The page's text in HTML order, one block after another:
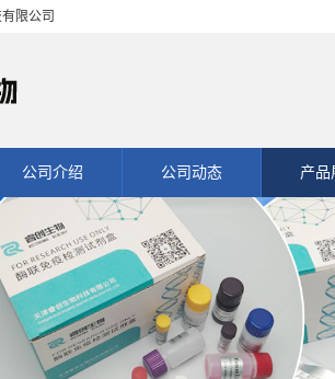
限公司
公司介绍 公司动态 产品